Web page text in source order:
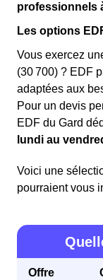
professionnels
Les options
Vous exercez
(30 700) ? EDF
adaptées aux
Pour un devis
EDF du Gard
lundi au
Voici une
pourraient vous
Offre